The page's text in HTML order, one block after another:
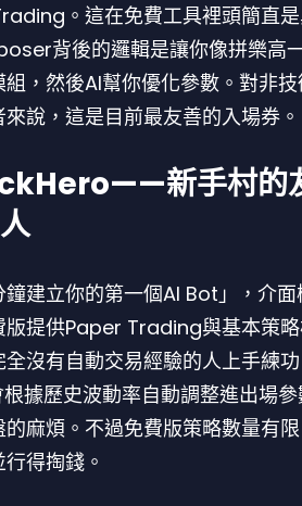
。這在免費工具裡頭簡直
背後的邏輯是讓你像拼樂高
，然後AI幫你優化參數。對非
說，這是目前最友善的入場券。
新手村的
鐘建立你的第一個AI Bot」，介面
版提供Paper Trading與基本策
沒有自動交易經驗的人上手練
據歷史波動率自動調整進出場
麻煩。不過免費版策略數量有
得掏錢。